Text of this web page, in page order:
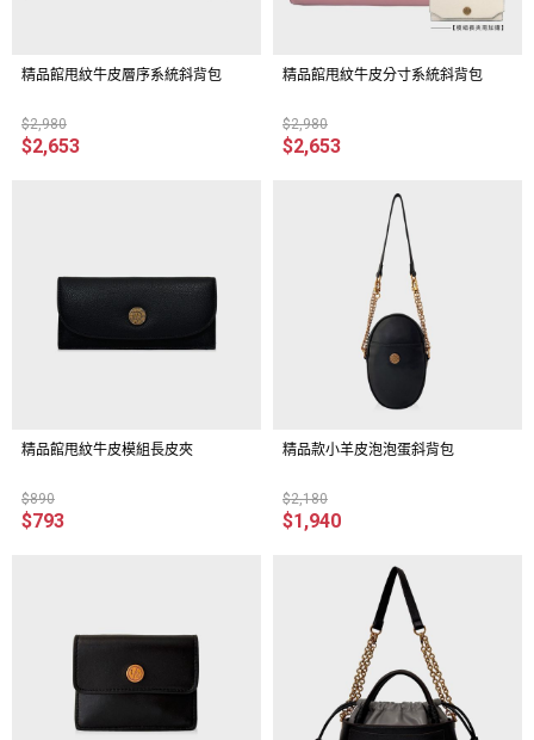
精品館甩紋牛皮層序系統斜背包
$2,980
$2,653
精品館甩紋牛皮分寸系統斜背包
$2,980
$2,653
精品館甩紋牛皮模組長皮夾
$890
$793
精品款小羊皮泡泡蛋斜背包
$2,180
$1,940